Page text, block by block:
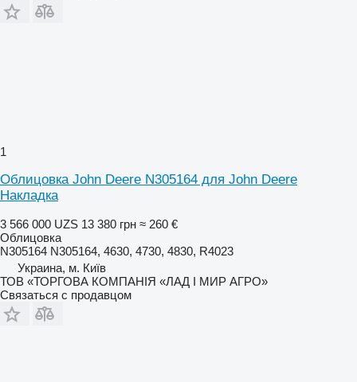
1
Облицовка John Deere N305164 для John Deere
Накладка
3 566 000 UZS 13 380 грн ≈ 260 €
Облицовка
N305164 N305164, 4630, 4730, 4830, R4023
Украина, м. Київ
ТОВ «ТОРГОВА КОМПАНІЯ «ЛАД І МИР АГРО»
Связаться с продавцом